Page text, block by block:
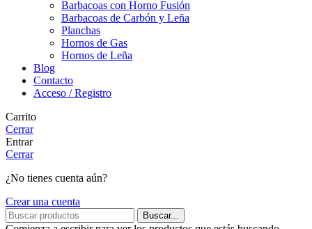
Barbacoas con Horno Fusión
Barbacoas de Carbón y Leña
Planchas
Hornos de Gas
Hornos de Leña
Blog
Contacto
Acceso / Registro
Carrito
Cerrar
Entrar
Cerrar
¿No tienes cuenta aún?
Crear una cuenta
Buscar...